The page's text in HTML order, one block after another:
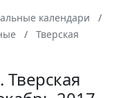
календари
Тверская